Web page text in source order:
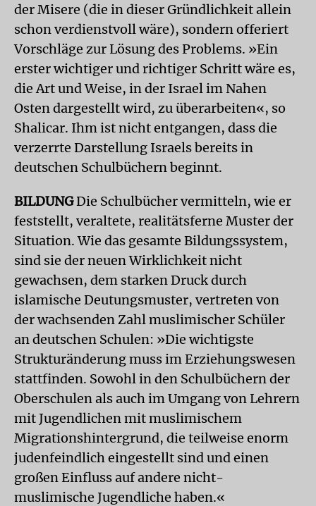
der Misere (die in dieser Gründlichkeit allein
schon verdienstvoll wäre), sondern offeriert
Vorschläge zur Lösung des Problems. »Ein
erster wichtiger und richtiger Schritt wäre es,
die Art und Weise, in der Israel im Nahen
Osten dargestellt wird, zu überarbeiten«, so
Shalicar. Ihm ist nicht entgangen, dass die
verzerrte Darstellung Israels bereits in
deutschen Schulbüchern beginnt.
BILDUNGDie Schulbücher vermitteln, wie er
feststellt, veraltete, realitätsferne Muster der
Situation. Wie das gesamte Bildungssystem,
sind sie der neuen Wirklichkeit nicht
gewachsen, dem starken Druck durch
islamische Deutungsmuster, vertreten von
der wachsenden Zahl muslimischer Schüler
an deutschen Schulen: »Die wichtigste
Strukturänderung muss im Erziehungswesen
stattfinden. Sowohl in den Schulbüchern der
Oberschulen als auch im Umgang von Lehrern
mit Jugendlichen mit muslimischem
Migrationshintergrund, die teilweise enorm
judenfeindlich eingestellt sind und einen
großen Einfluss auf andere nicht-
muslimische Jugendliche haben.«